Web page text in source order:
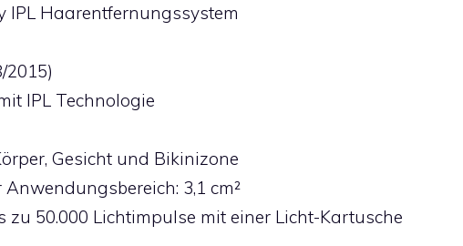
IPL Haarentfernungssystem
2015)
IPL Technologie
Gesicht und Bikinizone
Anwendungsbereich: 3,1 cm²
zu 50.000 Lichtimpulse mit einer Licht-Kartusche